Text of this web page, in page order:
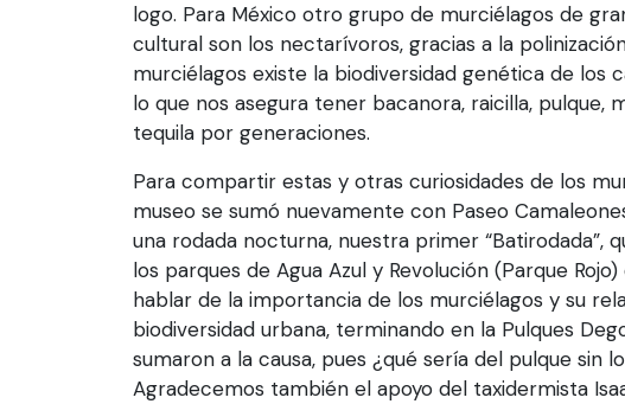
logo. Para México otro grupo de murciélagos de
cultural son los nectarívoros, gracias a la
murciélagos existe la biodiversidad genética de los
lo que nos asegura tener bacanora, raicilla, pulque,
tequila por generaciones.
Para compartir estas y otras curiosidades de los
museo se sumó nuevamente con Paseo
una rodada nocturna, nuestra primer “Batirodada”,
los parques de Agua Azul y Revolución (Parque
hablar de la importancia de los murciélagos y su
biodiversidad urbana, terminando en la Pulques
sumaron a la causa, pues ¿qué sería del pulque sin
Agradecemos también el apoyo del taxidermista